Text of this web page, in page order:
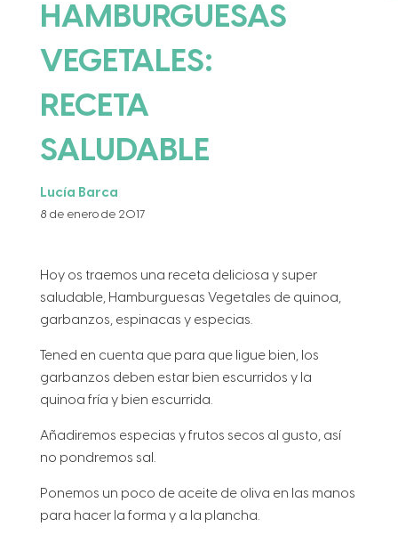
HAMBURGUESAS
VEGETALES:
RECETA
SALUDABLE
Lucía Barca
8 de enero de 2017
Hoy os traemos una receta deliciosa y super
saludable, Hamburguesas Vegetales de quinoa,
garbanzos, espinacas y especias.
Tened en cuenta que para que ligue bien, los
garbanzos deben estar bien escurridos y la
quinoa fría y bien escurrida.
Añadiremos especias y frutos secos al gusto, así
no pondremos sal.
Ponemos un poco de aceite de oliva en las manos
para hacer la forma y a la plancha.